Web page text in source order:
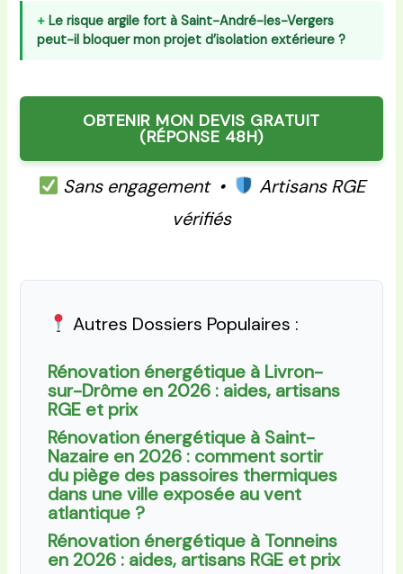
Le risque argile fort à Saint-André-les-Vergers
peut-il bloquer mon projet d’isolation extérieure ?
OBTENIR MON DEVIS GRATUIT
(RÉPONSE 48H)
Sans engagement •
Artisans RGE
vérifiés
Autres Dossiers Populaires :
Rénovation énergétique à Livron-
sur-Drôme en 2026 : aides, artisans
RGE et prix
Rénovation énergétique à Saint-
Nazaire en 2026 : comment sortir
du piège des passoires thermiques
dans une ville exposée au vent
atlantique ?
Rénovation énergétique à Tonneins
en 2026 : aides, artisans RGE et prix